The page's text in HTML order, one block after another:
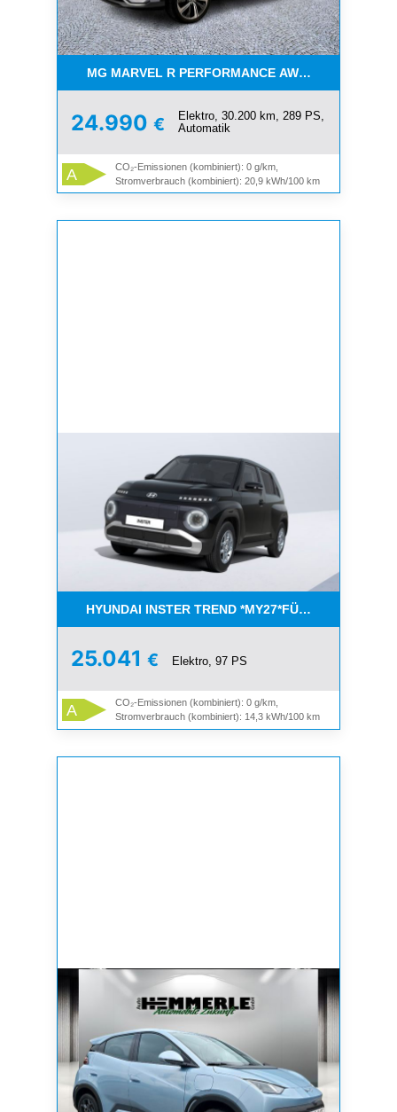
MG MARVEL R PERFORMANCE AWD
24.990 €
Elektro, 30.200 km, 289 PS,
Automatik
A
CO₂-Emissionen (kombiniert): 0 g/km,
Stromverbrauch (kombiniert): 20,9 kWh/100 km
HYUNDAI INSTER TREND *MY27*FÜR ÖFFENT.
25.041 € Elektro, 97 PS
A
CO₂-Emissionen (kombiniert): 0 g/km,
Stromverbrauch (kombiniert): 14,3 kWh/100 km